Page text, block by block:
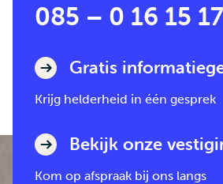
085 – 0 16 15 17
Gratis
Krijg helderheid in één gesprek
Bekijk onze
Kom op afspraak bij ons langs